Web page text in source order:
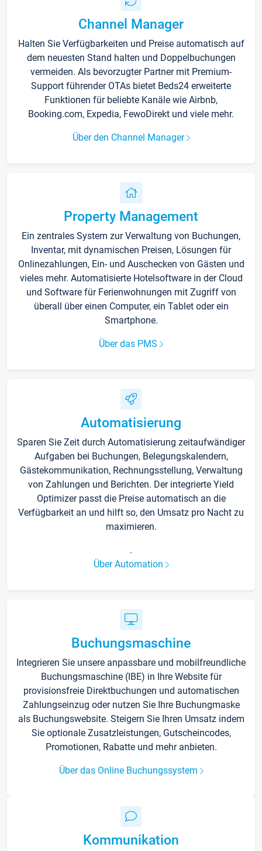
Channel Manager
Halten Sie Verfügbarkeiten und Preise automatisch auf
dem neuesten Stand halten und Doppelbuchungen
vermeiden. Als bevorzugter Partner mit Premium-
Support führender OTAs bietet Beds24 erweiterte
Funktionen für beliebte Kanäle wie Airbnb,
Booking.com, Expedia, FewoDirekt und viele mehr.
Über den Channel Manager
Property Management
Ein zentrales System zur Verwaltung von Buchungen,
Inventar, mit dynamischen Preisen, Lösungen für
Onlinezahlungen, Ein- und Auschecken von Gästen und
vieles mehr. Automatisierte Hotelsoftware in der Cloud
und Software für Ferienwohnungen mit Zugriff von
überall über einen Computer, ein Tablet oder ein
Smartphone.
Über das PMS
Automatisierung
Sparen Sie Zeit durch Automatisierung zeitaufwändiger
Aufgaben bei Buchungen, Belegungskalendern,
Gästekommunikation, Rechnungsstellung, Verwaltung
von Zahlungen und Berichten. Der integrierte Yield
Optimizer passt die Preise automatisch an die
Verfügbarkeit an und hilft so, den Umsatz pro Nacht zu
maximieren.
.
Über Automation
Buchungsmaschine
Integrieren Sie unsere anpassbare und mobilfreundliche
Buchungsmaschine (IBE) in Ihre Website für
provisionsfreie Direktbuchungen und automatischen
Zahlungseinzug oder nutzen Sie Ihre Buchungmaske
als Buchungswebsite. Steigern Sie Ihren Umsatz indem
Sie optionale Zusatzleistungen, Gutscheincodes,
Promotionen, Rabatte und mehr anbieten.
Über das Online Buchungssystem
Kommunikation